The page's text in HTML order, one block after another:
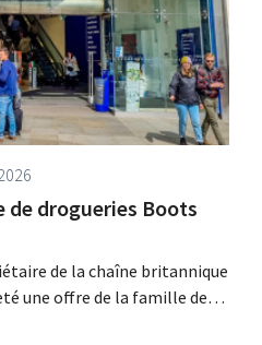
de drogueries Boots
de la chaîne britannique
une offre de la famille de